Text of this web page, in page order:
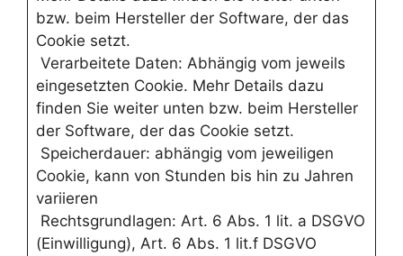
bzw. beim Hersteller der Software, der das
Cookie setzt.
Verarbeitete Daten: Abhängig vom jeweils
eingesetzten Cookie. Mehr Details dazu
finden Sie weiter unten bzw. beim Hersteller
der Software, der das Cookie setzt.
Speicherdauer: abhängig vom jeweiligen
Cookie, kann von Stunden bis hin zu Jahren
variieren
Rechtsgrundlagen: Art. 6 Abs. 1 lit. a DSGVO
(Einwilligung), Art. 6 Abs. 1 lit.f DSGVO